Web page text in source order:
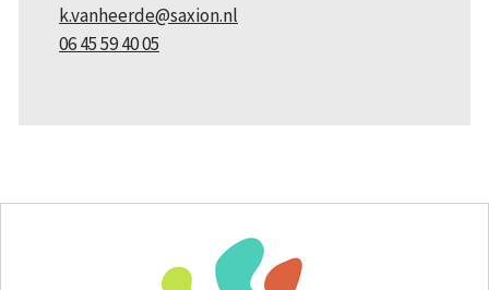
k.vanheerde@saxion.nl
06 45 59 40 05